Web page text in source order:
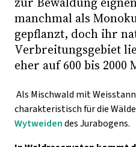
manchmal als
gepflanzt, doch ihr
Verbreitungsgebiet
eher auf 600 bis 2000
Als Mischwald mit
charakteristisch für die
Wytweidendes Jurabogens.